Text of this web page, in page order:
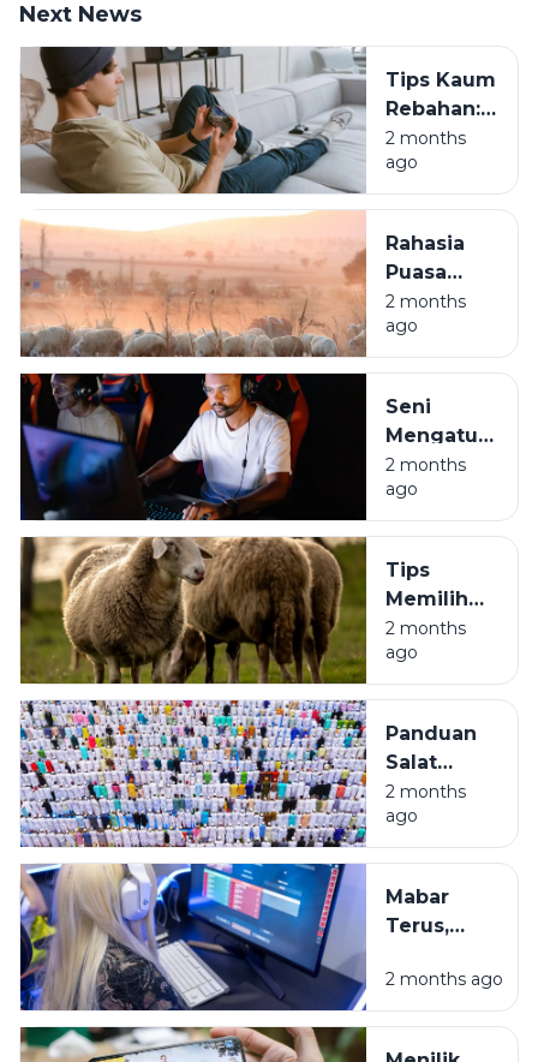
Next News
Tips Kaum
Rebahan:
Saldo E-
Wallet
Nambah
Tiduran
2 months
ago
Rahasia
Puasa
Arafah:
Golden
Ticket
Dosa Kita
2 months
ago
Seni
Mengatur
Waktu
Mabar:
Biar Jago
Tetap
Waras di
Real Life
2 months
ago
Tips
Memilih
Hewan
Kurban
Biar
Kena
'Zonk':
Panduan
Santai ala
Anak
Muda
2 months
ago
Panduan
Salat
Iduladha
Biar
Nggak
Celinguk
Pas di
2 months
ago
Mabar
Terus,
Kapan?
Menimbang
2 months ago